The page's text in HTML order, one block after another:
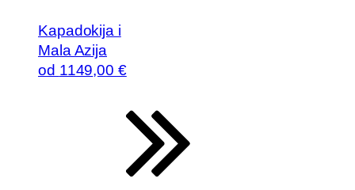
Kapadokija i
Mala Azija
od 1149,00 €